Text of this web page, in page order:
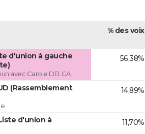
% des voix
d'union à gauche
avec Carole DELGA
56,38%
(Rassemblement
14,89%
d'union à
11,70%